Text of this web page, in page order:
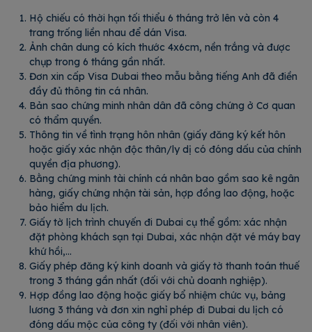
Hộ chiếu có thời hạn tối thiểu 6 tháng trở lên và còn 4
trang trống liền nhau để dán Visa.
Ảnh chân dung có kích thước 4x6cm, nền trắng và được
chụp trong 6 tháng gần nhất.
Đơn xin cấp Visa Dubai theo mẫu bằng tiếng Anh đã điền
đầy đủ thông tin cá nhân.
Bản sao chứng minh nhân dân đã công chứng ở Cơ quan
có thẩm quyền.
Thông tin về tình trạng hôn nhân (giấy đăng ký kết hôn
hoặc giấy xác nhận độc thân/ly dị có đóng dấu của chính
quyền địa phương).
Bằng chứng minh tài chính cá nhân bao gồm sao kê ngân
hàng, giấy chứng nhận tài sản, hợp đồng lao động, hoặc
bảo hiểm du lịch.
Giấy tờ lịch trình chuyến đi Dubai cụ thể gồm: xác nhận
đặt phòng khách sạn tại Dubai, xác nhận đặt vé máy bay
khứ hồi,…
Giấy phép đăng ký kinh doanh và giấy tờ thanh toán thuế
trong 3 tháng gần nhất (đối với chủ doanh nghiệp).
Hợp đồng lao động hoặc giấy bổ nhiệm chức vụ, bảng
lương 3 tháng và đơn xin nghỉ phép đi Dubai du lịch có
đóng dấu mộc của công ty (đối với nhân viên).